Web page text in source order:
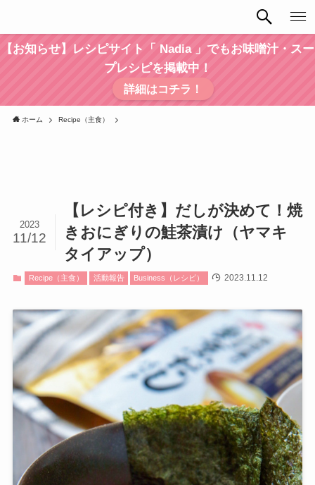
【お知らせ】レシピサイト「 Nadia 」でもお味噌汁・スー
プレシピを掲載中！
詳細はコチラ！
ホーム Recipe（主食）
【レシピ付き】だしが決めて！焼
きおにぎりの鮭茶漬け（ヤマキ
タイアップ）
2023
11/12
Recipe（主食） 活動報告 Business（レシピ） 2023.11.12